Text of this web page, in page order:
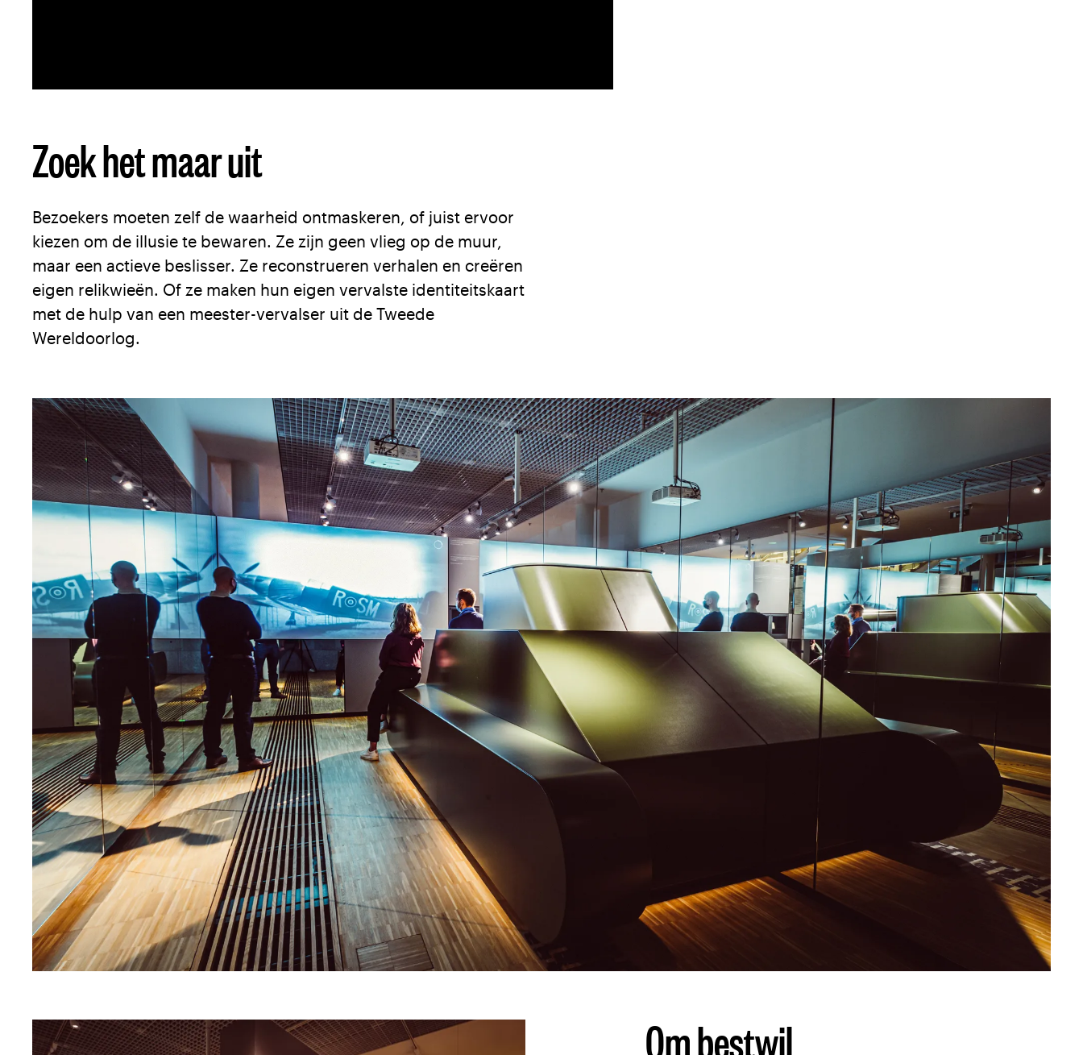
Zoek het maar uit
Bezoekers moeten zelf de waarheid ontmaskeren, of juist ervoor
kiezen om de illusie te bewaren. Ze zijn geen vlieg op de muur,
maar een actieve beslisser. Ze reconstrueren verhalen en creëren
eigen relikwieën. Of ze maken hun eigen vervalste identiteitskaart
met de hulp van een meester-vervalser uit de Tweede
Wereldoorlog.
Om bestwil